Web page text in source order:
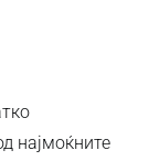
најмоќните